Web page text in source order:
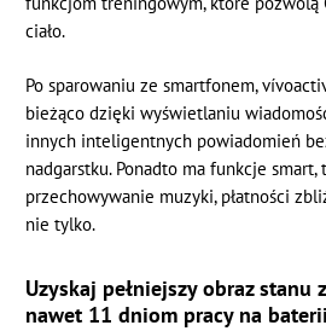
ciało.
Po sparowaniu ze smartfonem,
bieżąco dzięki wyświetlaniu
innych inteligentnych powiadomień
nadgarstku. Ponadto ma funkcje smart,
przechowywanie muzyki, płatności
nie tylko.
Uzyskaj pełniejszy obraz stanu
nawet 11 dniom pracy na